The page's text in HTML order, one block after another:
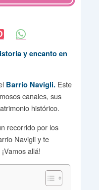
y encanto en
Barrio Navigli. Este
canales, sus
histórico.
recorrido por los
Navigli y te
allá!